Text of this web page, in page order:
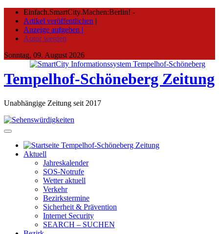
Skip
content
Einfach.SmartCity.Machen:Berlin! -
Artikel veröffentlichen |
Anzeige aufgeben |
Autor werden
Sonntag, 09. August 2026
Tempelhof-Schöneberg Zeitung
Unabhängige Zeitung seit 2017
Aktuell
Jahreskalender
SOS-Notrufe
Wetter aktuell
Verkehr
Bezirkstermine
Sicherheit & Prävention
Internet Security
SEARCH – SUCHEN